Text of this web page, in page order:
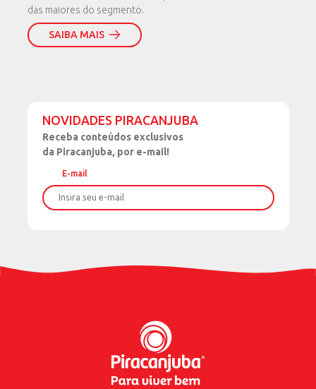
das maiores do segmento.
SAIBA MAIS
NOVIDADES PIRACANJUBA
Receba conteúdos exclusivos
da Piracanjuba, por e-mail!
E-mail
Data de Nascimento